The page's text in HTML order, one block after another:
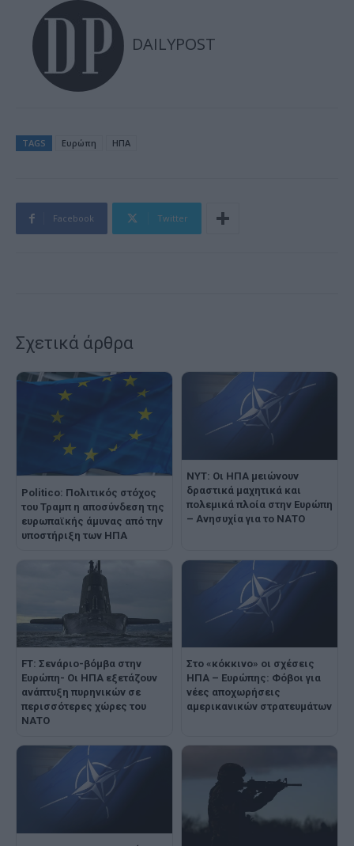
DAILYPOST
TAGS Ευρώπη ΗΠΑ
Facebook Twitter
Σχετικά άρθρα
Politico: Πολιτικός στόχος
του Τραμπ η αποσύνδεση της
ευρωπαϊκής άμυνας από την
υποστήριξη των ΗΠΑ
NYT: Οι ΗΠΑ μειώνουν
δραστικά μαχητικά και
πολεμικά πλοία στην Ευρώπη
– Ανησυχία για το ΝΑΤΟ
FT: Σενάριο-βόμβα στην
Ευρώπη- Οι ΗΠΑ εξετάζουν
ανάπτυξη πυρηνικών σε
περισσότερες χώρες του
ΝΑΤΟ
Στο «κόκκινο» οι σχέσεις
ΗΠΑ – Ευρώπης: Φόβοι για
νέες αποχωρήσεις
αμερικανικών στρατευμάτων